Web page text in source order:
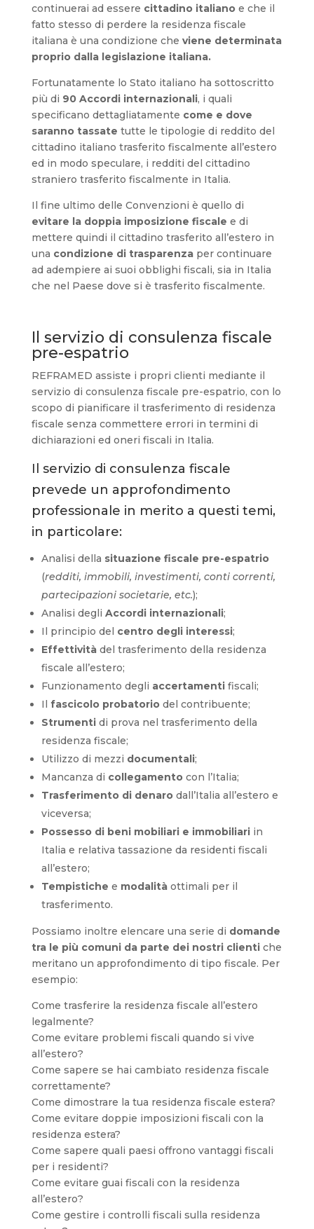
continuerai ad essere cittadino italianoe che il
fatto stesso di perdere la residenza fiscale
italiana è una condizione che viene determinata
proprio dalla legislazione italiana.
Fortunatamente lo Stato italiano ha sottoscritto
più di 90 Accordi internazionali, i quali
specificano dettagliatamente come e dove
saranno tassate tutte le tipologie di reddito del
cittadino italiano trasferito fiscalmente all’estero
ed in modo speculare, i redditi del cittadino
straniero trasferito fiscalmente in Italia.
Il fine ultimo delle Convenzioni è quello di
evitare la doppia imposizione fiscale e di
mettere quindi il cittadino trasferito all’estero in
una condizione di trasparenzaper continuare
ad adempiere ai suoi obblighi fiscali, sia in Italia
che nel Paese dove si è trasferito fiscalmente.
Il servizio di consulenza fiscale
pre-espatrio
REFRAMED assiste i propri clienti mediante il
servizio di consulenza fiscale pre-espatrio, con lo
scopo di pianificare il trasferimento di residenza
fiscale senza commettere errori in termini di
dichiarazioni ed oneri fiscali in Italia.
Il servizio di consulenza fiscale
prevede un approfondimento
professionale in merito a questi temi,
in particolare:
Analisi della situazione fiscale pre-espatrio
(redditi, immobili, investimenti, conti correnti,
partecipazioni societarie, etc.);
Analisi degli Accordi internazionali;
Il principio del centro degli interessi;
Effettivitàdel trasferimento della residenza
fiscale all’estero;
Funzionamento degli accertamentifiscali;
Il fascicolo probatoriodel contribuente;
Strumentidi prova nel trasferimento della
residenza fiscale;
Utilizzo di mezzi documentali;
Mancanza di collegamentocon l’Italia;
Trasferimento di denarodall’Italia all’estero e
viceversa;
Possesso di beni mobiliari e immobiliariin
Italia e relativa tassazione da residenti fiscali
all’estero;
Tempistiche e modalitàottimali per il
trasferimento.
Possiamo inoltre elencare una serie di domande
tra le più comuni da parte dei nostri clienti che
meritano un approfondimento di tipo fiscale. Per
esempio:
Come trasferire la residenza fiscale all’estero
legalmente?
Come evitare problemi fiscali quando si vive
all’estero?
Come sapere se hai cambiato residenza fiscale
correttamente?
Come dimostrare la tua residenza fiscale estera?
Come evitare doppie imposizioni fiscali con la
residenza estera?
Come sapere quali paesi offrono vantaggi fiscali
per i residenti?
Come evitare guai fiscali con la residenza
all’estero?
Come gestire i controlli fiscali sulla residenza